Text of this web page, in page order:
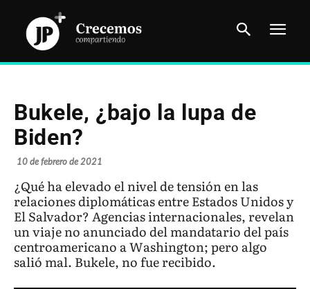
Bukele, ¿bajo la lupa de
Biden?
10 de febrero de 2021
¿Qué ha elevado el nivel de tensión en las
relaciones diplomáticas entre Estados Unidos y
El Salvador? Agencias internacionales, revelan
un viaje no anunciado del mandatario del país
centroamericano a Washington; pero algo
salió mal. Bukele, no fue recibido.